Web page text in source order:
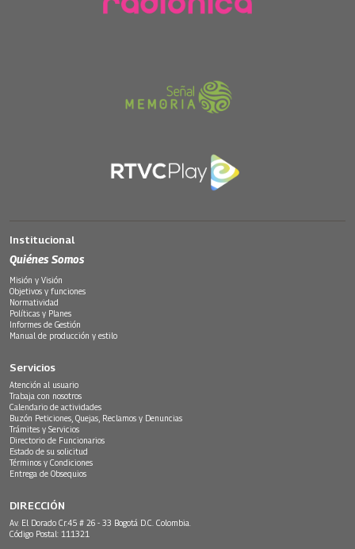
Institucional
Quiénes Somos
Misión y Visión
Objetivos y funciones
Normatividad
Políticas y Planes
Informes de Gestión
Manual de producción y estilo
Servicios
Atención al usuario
Trabaja con nosotros
Calendario de actividades
Buzón Peticiones, Quejas, Reclamos y Denuncias
Trámites y Servicios
Directorio de Funcionarios
Estado de su solicitud
Términos y Condiciones
Entrega de Obsequios
DIRECCIÓN
Av. El Dorado Cr.45 # 26 - 33 Bogotá D.C. Colombia.
Código Postal: 111321